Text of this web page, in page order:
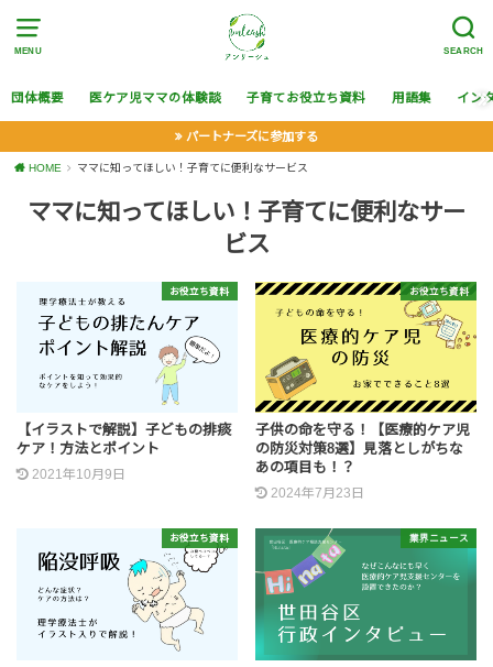
MENU SEARCH
団体概要 医ケア児ママの体験談 子育てお役立ち資料 用語集 イン
パートナーズに参加する
HOME ママに知ってほしい！子育てに便利なサービス
ママに知ってほしい！子育てに便利なサー
ビス
お役立ち資料
【イラストで解説】子どもの排痰
ケア！方法とポイント
2021年10月9日
お役立ち資料
子供の命を守る！【医療的ケア児
の防災対策8選】見落としがちな
あの項目も！？
2024年7月23日
お役立ち資料 業界ニュース